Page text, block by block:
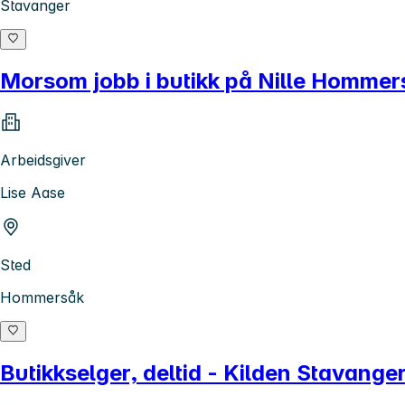
Stavanger
Morsom jobb i butikk på Nille
Arbeidsgiver
Lise Aase
Sted
Hommersåk
Butikkselger, deltid - Kilden Stavanger